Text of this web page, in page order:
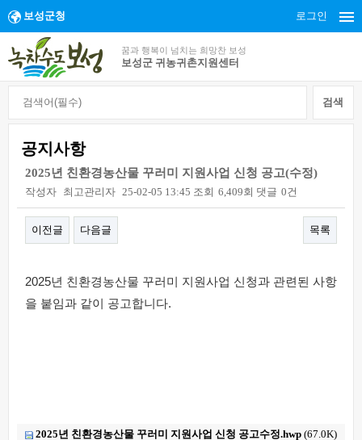
보성군청 로그인
꿈과 행복이 넘치는 희망찬 보성
보성군 귀농귀촌지원센터
공지사항
2025년 친환경농산물 꾸러미 지원사업 신청 공고(수정)
작성자 최고관리자 25-02-05 13:45 조회 6,409회 댓글 0건
이전글 다음글 목록
2025년 친환경농산물 꾸러미 지원사업 신청과 관련된 사항
을 붙임과 같이 공고합니다.
2025년 친환경농산물 꾸러미 지원사업 신청 공고수정.hwp (67.0K)